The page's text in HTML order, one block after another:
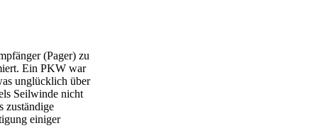
(Pager) zu
Ein PKW war
unglücklich über
Seilwinde nicht
zuständige
einiger